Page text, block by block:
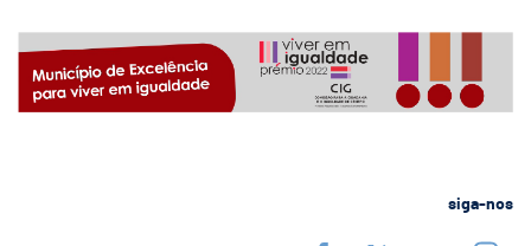
siga-nos